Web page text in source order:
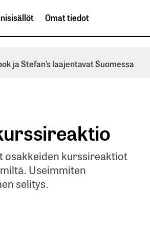
Omat tiedot
ja Stefan’s laajentavat Suomessa
osakkeiden kurssireaktiot
Useimmiten
selitys.